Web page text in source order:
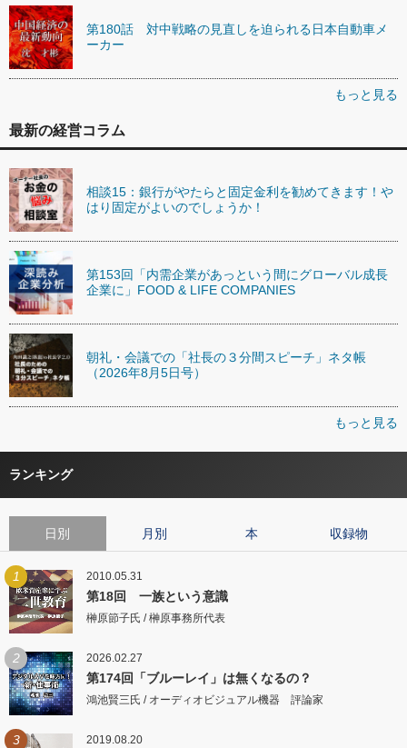
第180話 対中戦略の見直しを迫られる日本自動車メ
ーカー
もっと見る
最新の経営コラム
相談15：銀行がやたらと固定金利を勧めてきます！や
はり固定がよいのでしょうか！
第153回「内需企業があっという間にグローバル成長
企業に」FOOD & LIFE COMPANIES
朝礼・会議での「社長の３分間スピーチ」ネタ帳
（2026年8月5日号）
もっと見る
ランキング
日別 月別 本 収録物
1 2010.05.31
第18回 一族という意識
榊原節子氏 / 榊原事務所代表
2 2026.02.27
第174回「ブルーレイ」は無くなるの？
鴻池賢三氏 / オーディオビジュアル機器 評論家
3 2019.08.20